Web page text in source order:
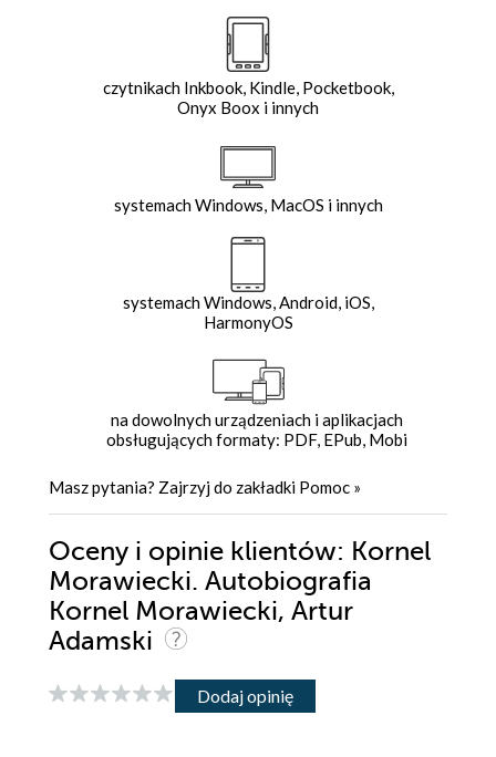
czytnikach Inkbook, Kindle, Pocketbook,
Onyx Boox i innych
systemach Windows, MacOS i innych
systemach Windows, Android, iOS,
HarmonyOS
na dowolnych urządzeniach i aplikacjach
obsługujących formaty: PDF, EPub, Mobi
Masz pytania? Zajrzyj do zakładki Pomoc »
Oceny i opinie klientów: Kornel
Morawiecki. Autobiografia
Kornel Morawiecki, Artur
Adamski
Dodaj opinię